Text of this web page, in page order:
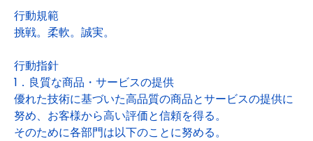
行動規範
挑戦。柔軟。誠実。
行動指針
1．良質な商品・サービスの提供
優れた技術に基づいた高品質の商品とサービスの提供に
努め、お客様から高い評価と信頼を得る。
そのために各部門は以下のことに努める。